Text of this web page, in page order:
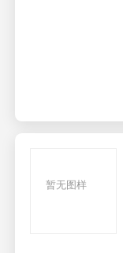
暂无图样